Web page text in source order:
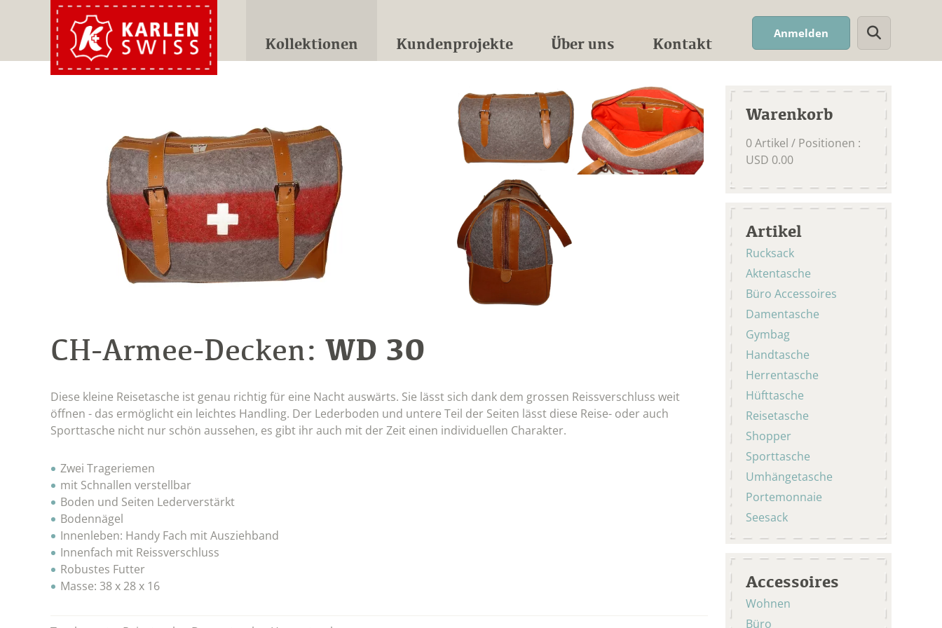
Kollektionen Kundenprojekte Über uns Kontakt
Anmelden Suchwort
Warenkorb
0Artikel / Positionen :
USD 0.00
Artikel
Rucksack
Aktentasche
Büro Accessoires
Damentasche
Gymbag
Handtasche
Herrentasche
Hüfttasche
Reisetasche
Shopper
Sporttasche
Umhängetasche
Portemonnaie
Seesack
Accessoires
Wohnen
Büro
CH-Armee-Decken: WD 30
Diese kleine Reisetasche ist genau richtig für eine Nacht auswärts. Sie lässt sich dank dem grossen Reissverschluss weit
öffnen - das ermöglicht ein leichtes Handling. Der Lederboden und untere Teil der Seiten lässt diese Reise- oder auch
Sporttasche nicht nur schön aussehen, es gibt ihr auch mit der Zeit einen individuellen Charakter.
Zwei Trageriemen
mit Schnallen verstellbar
Boden und Seiten Lederverstärkt
Bodennägel
Innenleben: Handy Fach mit Ausziehband
Innenfach mit Reissverschluss
Robustes Futter
Masse: 38 x 28 x 16